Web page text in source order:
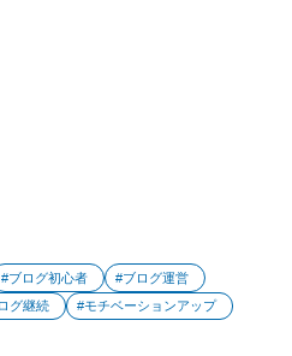
#ブログ初心者
#ブログ運営
グ継続
#モチベーションアップ